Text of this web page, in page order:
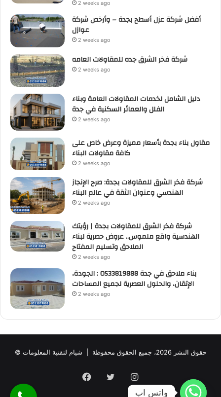
2 weeks ago
أفضل شركة عزل أسطح بجدة – وأرخص شركة
عوازل
2 weeks ago
شركة فخر الشرق جده للمقاولات العامه
2 weeks ago
دليل الشامل لخدمات المقاولات العامة وبناء
الفلل والعمائر السكنية في جدة
2 weeks ago
مقاول بناء بجدة بأسعار مميزة وعرض خاص على
كافة مقاولات البناء
2 weeks ago
شركة فخر الشرق للمقاولات بجدة: صرح الإنجاز
الهندسي وعنوان الثقة في عالم البناء
2 weeks ago
شركة فخر الشرق للمقاولات بجدة | رؤيتك
الهندسية واقع ملموس.. عروض حصرية لبناء
الملاحق وتسليم المفتاح
2 weeks ago
بناء ملاحق في جدة 0533819888 : الجودة،
الإتقان، والحلول العصرية لجميع المساحات
2 weeks ago
© حقوق النشر 2026، جميع الحقوق محفوظة | شيام لتقنية المعلومات
Facebook
TwitterInstagram
واتس اب